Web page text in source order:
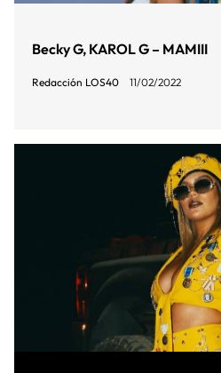
Becky G, KAROL G – MAMIII
Redacción LOS40 11/02/2022